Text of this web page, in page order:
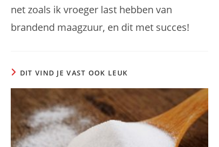
net zoals ik vroeger last hebben van
brandend maagzuur, en dit met succes!
DIT VIND JE VAST OOK LEUK